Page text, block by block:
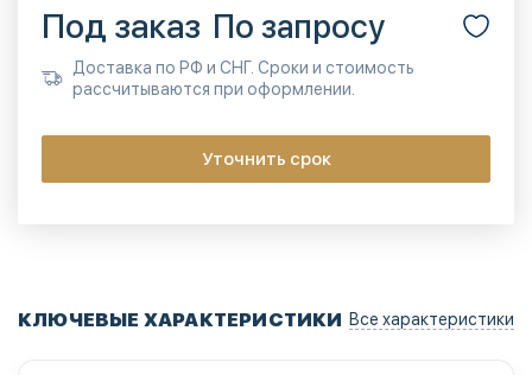
Под заказ По запросу
Доставка по РФ и СНГ. Сроки и стоимость
рассчитываются при оформлении.
Уточнить срок
КЛЮЧЕВЫЕ ХАРАКТЕРИСТИКИ Все характеристики